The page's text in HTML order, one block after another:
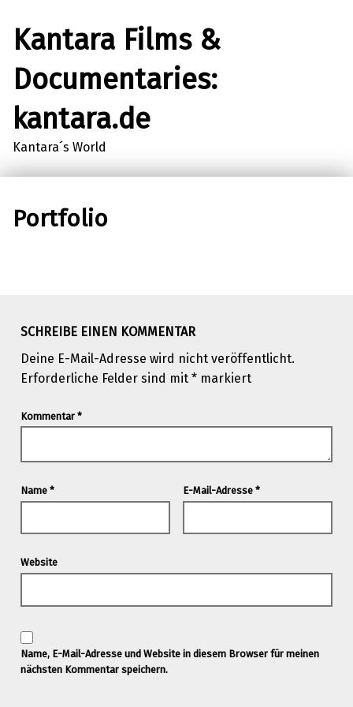
Kantara Films &
Documentaries:
kantara.de
Kantara´s World
Portfolio
SCHREIBE EINEN KOMMENTAR
Deine E-Mail-Adresse wird nicht veröffentlicht.
Erforderliche Felder sind mit *markiert
Kommentar *
Name * E-Mail-Adresse *
Website
Name, E-Mail-Adresse und Website in diesem Browser für meinen
nächsten Kommentar speichern.